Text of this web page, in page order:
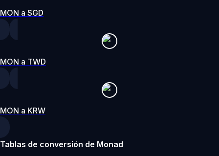
MON a SGD
MON a TWD
MON a KRW
Tablas de conversión de Monad